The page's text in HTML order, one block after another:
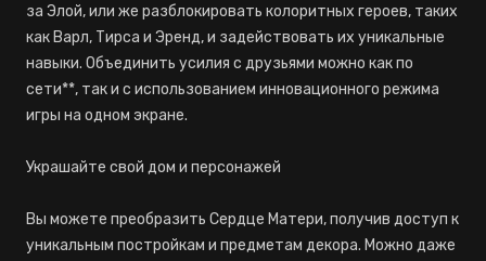
за Элой, или же разблокировать колоритных героев, таких
как Варл, Тирса и Эренд, и задействовать их уникальные
навыки. Объединить усилия с друзьями можно как по
сети**, так и с использованием инновационного режима
игры на одном экране.
Украшайте свой дом и персонажей
Вы можете преобразить Сердце Матери, получив доступ к
уникальным постройкам и предметам декора. Можно даже